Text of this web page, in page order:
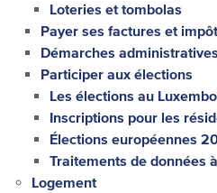
Loteries et tombolas
Payer ses factures et
Démarches
Participer aux élections
Les élections au
Inscriptions pour les
Élections européennes
Traitements de données
Logement